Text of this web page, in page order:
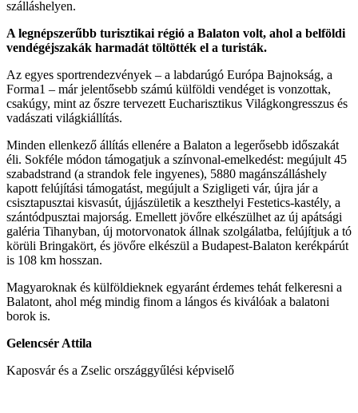
szálláshelyen.
A legnépszerűbb turisztikai régió a Balaton volt, ahol a belföldi
vendégéjszakák harmadát töltötték el a turisták.
Az egyes sportrendezvények – a labdarúgó Európa Bajnokság, a
Forma1 – már jelentősebb számú külföldi vendéget is vonzottak,
csakúgy, mint az őszre tervezett Eucharisztikus Világkongresszus és
vadászati világkiállítás.
Minden ellenkező állítás ellenére a Balaton a legerősebb időszakát
éli. Sokféle módon támogatjuk a színvonal-emelkedést: megújult 45
szabadstrand (a strandok fele ingyenes), 5880 magánszálláshely
kapott felújítási támogatást, megújult a Szigligeti vár, újra jár a
csisztapusztai kisvasút, újjászületik a keszthelyi Festetics-kastély, a
szántódpusztai majorság. Emellett jövőre elkészülhet az új apátsági
galéria Tihanyban, új motorvonatok állnak szolgálatba, felújítjuk a tó
körüli Bringakört, és jövőre elkészül a Budapest-Balaton kerékpárút
is 108 km hosszan.
Magyaroknak és külföldieknek egyaránt érdemes tehát felkeresni a
Balatont, ahol még mindig finom a lángos és kiválóak a balatoni
borok is.
Gelencsér Attila
Kaposvár és a Zselic országgyűlési képviselő